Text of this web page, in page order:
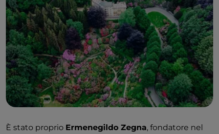
È stato proprio Ermenegildo Zegna, fondatore nel